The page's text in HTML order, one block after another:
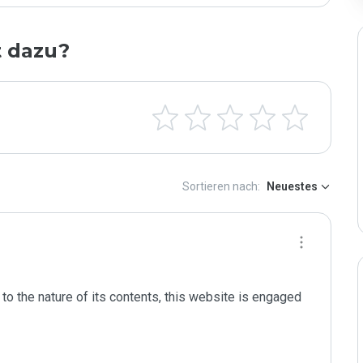
dazu?
Sortieren nach: Neuestes
the nature of its contents, this website is engaged